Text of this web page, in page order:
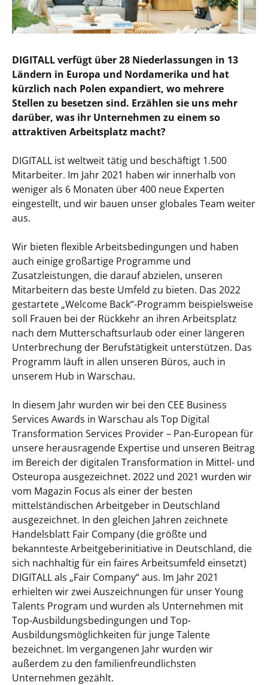
DIGITALL verfügt über 28 Niederlassungen in 13
Ländern in Europa und Nordamerika und hat
kürzlich nach Polen expandiert, wo mehrere
Stellen zu besetzen sind. Erzählen sie uns mehr
darüber, was ihr Unternehmen zu einem so
attraktiven Arbeitsplatz macht?
DIGITALL ist weltweit tätig und beschäftigt 1.500
Mitarbeiter. Im Jahr 2021 haben wir innerhalb von
weniger als 6 Monaten über 400 neue Experten
eingestellt, und wir bauen unser globales Team weiter
aus.
Wir bieten flexible Arbeitsbedingungen und haben
auch einige großartige Programme und
Zusatzleistungen, die darauf abzielen, unseren
Mitarbeitern das beste Umfeld zu bieten. Das 2022
gestartete „Welcome Back“-Programm beispielsweise
soll Frauen bei der Rückkehr an ihren Arbeitsplatz
nach dem Mutterschaftsurlaub oder einer längeren
Unterbrechung der Berufstätigkeit unterstützen. Das
Programm läuft in allen unseren Büros, auch in
unserem Hub in Warschau.
In diesem Jahr wurden wir bei den CEE Business
Services Awards in Warschau als Top Digital
Transformation Services Provider – Pan-European für
unsere herausragende Expertise und unseren Beitrag
im Bereich der digitalen Transformation in Mittel- und
Osteuropa ausgezeichnet. 2022 und 2021 wurden wir
vom Magazin Focus als einer der besten
mittelständischen Arbeitgeber in Deutschland
ausgezeichnet. In den gleichen Jahren zeichnete
Handelsblatt Fair Company (die größte und
bekannteste Arbeitgeberinitiative in Deutschland, die
sich nachhaltig für ein faires Arbeitsumfeld einsetzt)
DIGITALL als „Fair Company“ aus. Im Jahr 2021
erhielten wir zwei Auszeichnungen für unser Young
Talents Program und wurden als Unternehmen mit
Top-Ausbildungsbedingungen und Top-
Ausbildungsmöglichkeiten für junge Talente
bezeichnet. Im vergangenen Jahr wurden wir
außerdem zu den familienfreundlichsten
Unternehmen gezählt.